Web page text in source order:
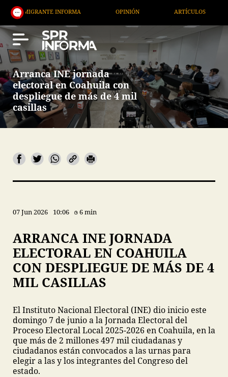
INFORMA ARTÍCULOS
Arranca INE jornada
electoral en Coahuila con
despliegue de más de 4 mil
casillas
07 Jun 2026 10:06 6 min
ARRANCA INE JORNADA
ELECTORAL EN COAHUILA
CON DESPLIEGUE DE MÁS DE 4
MIL CASILLAS
El Instituto Nacional Electoral (INE) dio inicio este
domingo 7 de junio a la Jornada Electoral del
Proceso Electoral Local 2025-2026 en Coahuila, en la
que más de 2 millones 497 mil ciudadanas y
ciudadanos están convocados a las urnas para
elegir a las y los integrantes del Congreso del
estado.